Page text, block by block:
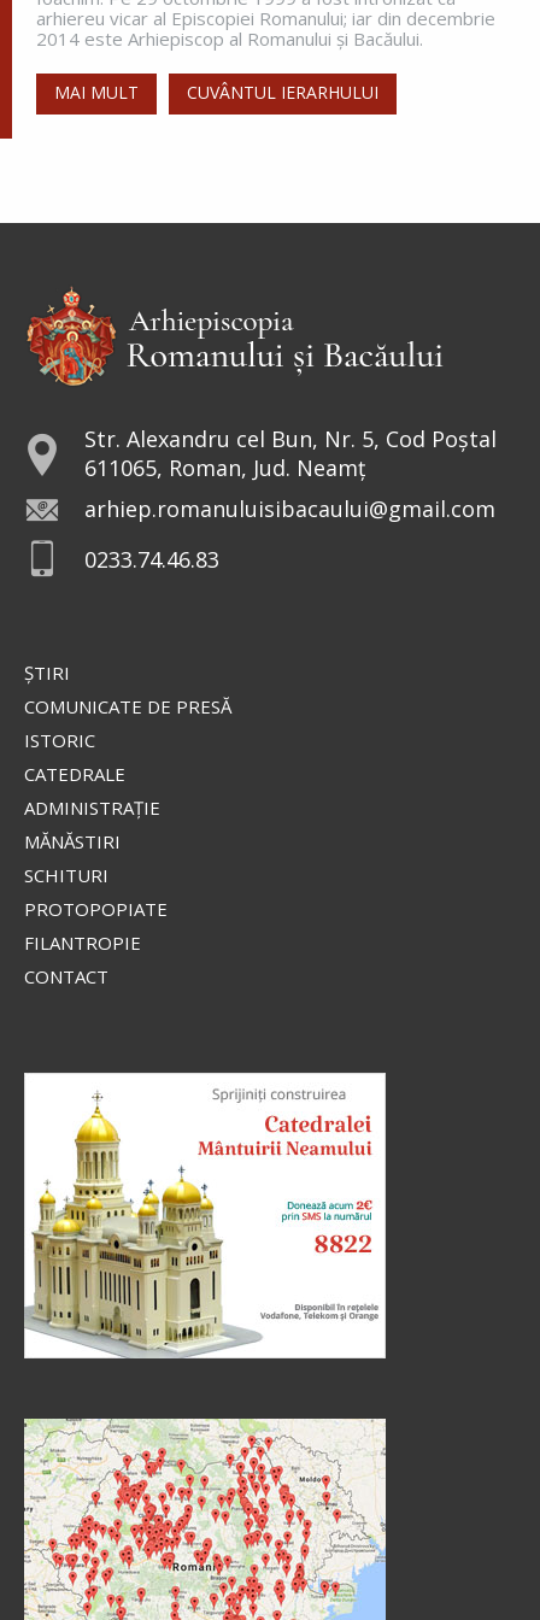
Sfânta Irina,
de bărbați, sfânta a avut curajul să
Sfântul Sfinţit Mucenic Narcis,
Cinstirea Sfintei Icoane a
îmbrăcată într-o mantie roșie strălucitoare și un
Fraților, lauda noastră aceasta este: mărturia
conștiinței noastre că am umblat în lume, și mai
cei ce zic că nu este înviere, și L-au întrebat, zicând:
Învățătorule, Moise a zis: «Dacă cineva moare
neavând copii, fratele...
doxologia.ro
Preia articolele Doxologia în site-ul tău!
arhiereu vicar al Episcopiei Romanului; iar din decembrie
2014 este Arhiepiscop al Romanului și Bacăului.
MAI MULT CUVÂNTUL IERARHULUI
Str. Alexandru cel Bun, Nr. 5, Cod Poștal
611065, Roman, Jud. Neamț
arhiep.romanuluisibacaului@gmail.com
0233.74.46.83
ŞTIRI
COMUNICATE DE PRESĂ
ISTORIC
CATEDRALE
ADMINISTRAŢIE
MĂNĂSTIRI
SCHITURI
PROTOPOPIATE
FILANTROPIE
CONTACT